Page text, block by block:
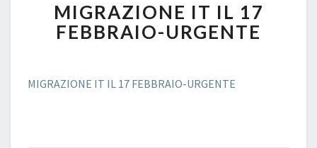
IT
IL
17
MIGRAZIONE IT IL 17
FEBBRAIO-URGENTE
MIGRAZIONE IT IL 17 FEBBRAIO-URGENTE